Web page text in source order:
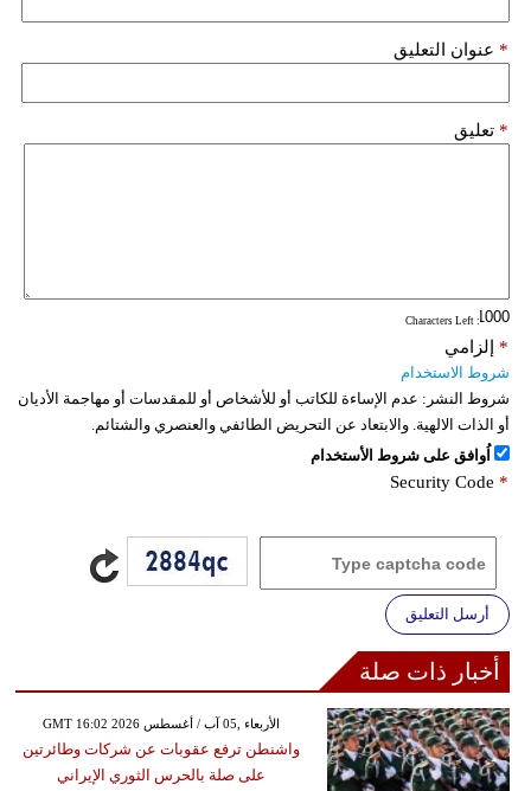
عنوان التعليق *
تعليق *
: Characters Left
إلزامي *
شروط الاستخدام
شروط النشر: عدم الإساءة للكاتب أو للأشخاص أو للمقدسات أو مهاجمة الأديان
أو الذات الالهية. والابتعاد عن التحريض الطائفي والعنصري والشتائم.
اُوافق على شروط الأستخدام
Security Code *
أرسل التعليق
أخبار ذات صلة
GMT 16:02 2026 الأربعاء ,05 آب / أغسطس
واشنطن ترفع عقوبات عن شركات وطائرتين
على صلة بالحرس الثوري الإيراني